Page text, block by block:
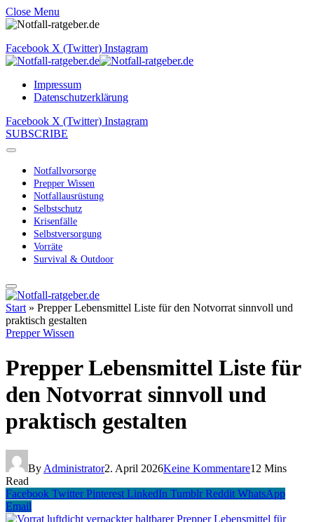
Close Menu
Facebook X (Twitter) Instagram
Impressum
Datenschutzerklärung
Facebook X (Twitter) Instagram
SUBSCRIBE
Notfallvorsorge
Prepper Wissen
Notfallausrüstung
Selbstschutz
Krisenfälle
Selbstversorgung
Vorräte
Survival & Outdoor
Start » Prepper Lebensmittel Liste für den Notvorrat sinnvoll und
praktisch gestalten
Prepper Wissen
Prepper Lebensmittel Liste für
den Notvorrat sinnvoll und
praktisch gestalten
By Administrator2. April 2026Keine Kommentare12 Mins
Read
Facebook Twitter Pinterest LinkedIn Tumblr Reddit WhatsApp
Email